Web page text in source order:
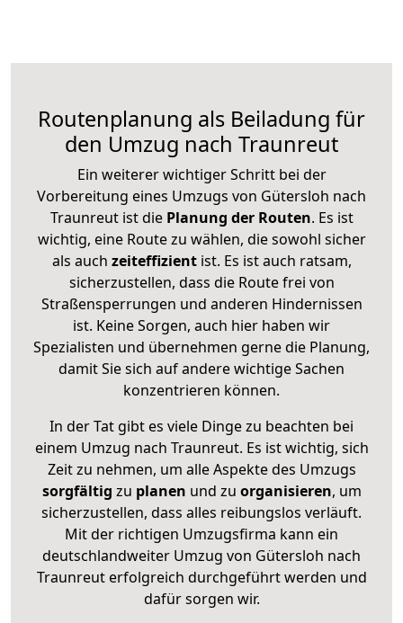
Routenplanung als Beiladung für
den Umzug nach Traunreut
Ein weiterer wichtiger Schritt bei der
Vorbereitung eines Umzugs von Gütersloh nach
Traunreut ist diePlanung der Routen. Es ist
wichtig, eine Route zu wählen, die sowohl sicher
als auch zeiteffizientist. Es ist auch ratsam,
sicherzustellen, dass die Route frei von
Straßensperrungen und anderen Hindernissen
ist. Keine Sorgen, auch hier haben wir
Spezialisten und übernehmen gerne die Planung,
damit Sie sich auf andere wichtige Sachen
konzentrieren können.
In der Tat gibt es viele Dinge zu beachten bei
einem Umzug nach Traunreut. Es ist wichtig, sich
Zeit zu nehmen, um alle Aspekte des Umzugs
sorgfältig zu planen und zu organisieren, um
sicherzustellen, dass alles reibungslos verläuft.
Mit der richtigen Umzugsfirma kann ein
deutschlandweiter Umzug von Gütersloh nach
Traunreut erfolgreich durchgeführt werden und
dafür sorgen wir.